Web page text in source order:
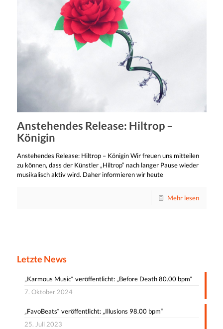
Anstehendes Release: Hiltrop –
Königin
Anstehendes Release: Hiltrop – Königin Wir freuen uns mitteilen
zu können, dass der Künstler „Hiltrop“ nach langer Pause wieder
musikalisch aktiv wird. Daher informieren wir heute
Mehr lesen
Letzte News
„Karmous Music“ veröffentlicht: „Before Death 80.00 bpm“
7. Oktober 2024
„FavoBeats“ veröffentlicht: „Illusions 98.00 bpm“
25. Juli 2023